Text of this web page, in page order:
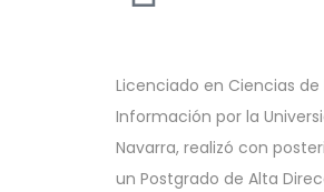
Licenciado en Ciencias de
Información por la
Navarra, realizó con
un Postgrado de Alta